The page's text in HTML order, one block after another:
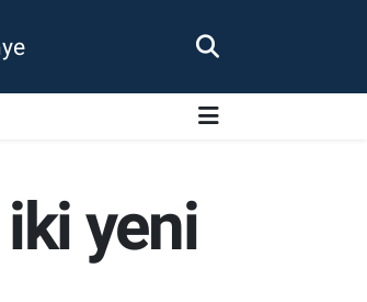
iki yeni